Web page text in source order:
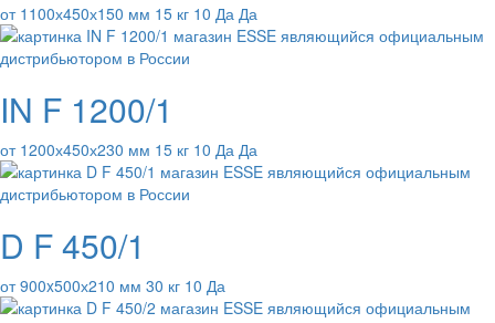
от 1100х450х150 мм 15 кг 10 Да Да
IN F 1200/1
от 1200х450х230 мм 15 кг 10 Да Да
D F 450/1
от 900x500х210 мм 30 кг 10 Да